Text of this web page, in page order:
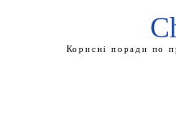
Корисні поради по